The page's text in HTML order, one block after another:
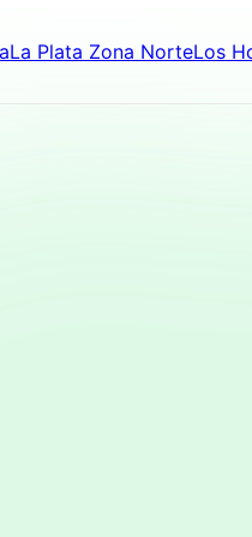
La Plata Zona NorteLos